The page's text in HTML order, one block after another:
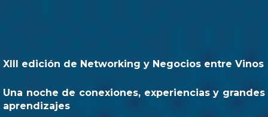
XIII edición de Networking y Negocios entre Vinos
Una noche de conexiones, experiencias y grandes
aprendizajes